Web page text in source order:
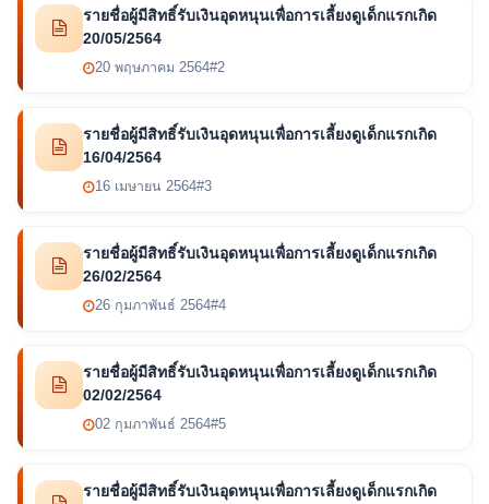
รายชื่อผู้มีสิทธิ์รับเงินอุดหนุนเพื่อการเลี้ยงดูเด็กแรกเกิด
20/05/2564
20 พฤษภาคม 2564#2
รายชื่อผู้มีสิทธิ์รับเงินอุดหนุนเพื่อการเลี้ยงดูเด็กแรกเกิด
16/04/2564
16 เมษายน 2564#3
รายชื่อผู้มีสิทธิ์รับเงินอุดหนุนเพื่อการเลี้ยงดูเด็กแรกเกิด
26/02/2564
26 กุมภาพันธ์ 2564#4
รายชื่อผู้มีสิทธิ์รับเงินอุดหนุนเพื่อการเลี้ยงดูเด็กแรกเกิด
02/02/2564
02 กุมภาพันธ์ 2564#5
รายชื่อผู้มีสิทธิ์รับเงินอุดหนุนเพื่อการเลี้ยงดูเด็กแรกเกิด